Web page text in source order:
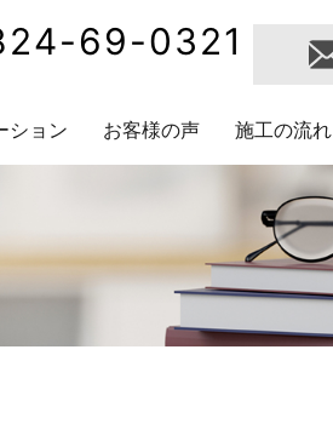
69-0321
ション お客様の声 施工の流れ